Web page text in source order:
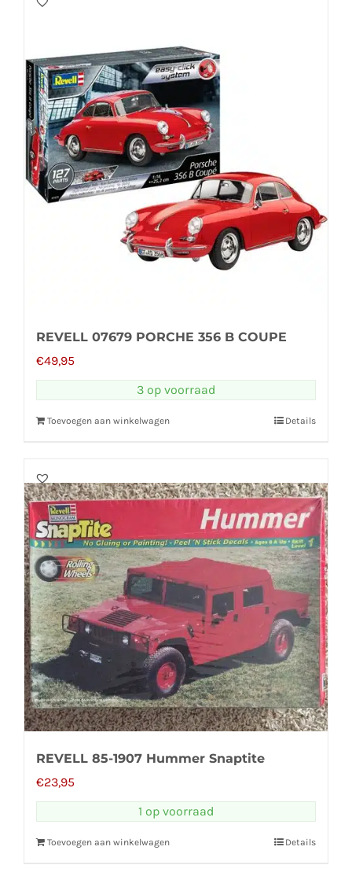
REVELL 07679 PORCHE 356 B COUPE
€49,95
3 op voorraad
Toevoegen aan winkelwagen Details
REVELL 85-1907 Hummer Snaptite
€23,95
1 op voorraad
Toevoegen aan winkelwagen Details